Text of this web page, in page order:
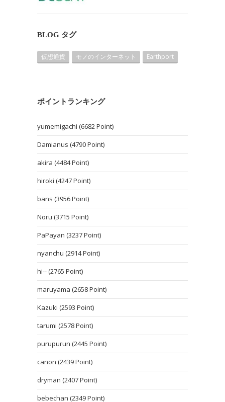
BLOG タグ
仮想通貨 モノのインターネット Earthport
ポイントランキング
yumemigachi (6682 Point)
Damianus (4790 Point)
akira (4484 Point)
hiroki (4247 Point)
bans (3956 Point)
Noru (3715 Point)
PaPayan (3237 Point)
nyanchu (2914 Point)
hi-- (2765 Point)
maruyama (2658 Point)
Kazuki (2593 Point)
tarumi (2578 Point)
purupurun (2445 Point)
canon (2439 Point)
dryman (2407 Point)
bebechan (2349 Point)